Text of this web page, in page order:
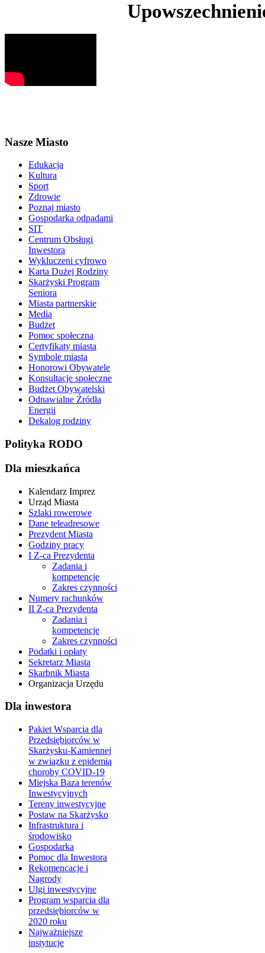
Nasze Miasto
Edukacja
Kultura
Sport
Zdrowie
Poznaj miasto
Gospodarka odpadami
SIT
Centrum Obsługi
Inwestora
Wykluczeni cyfrowo
Karta Dużej Rodziny
Skarżyski Program
Seniora
Miasta partnerskie
Media
Budżet
Pomoc społeczna
Certyfikaty miasta
Symbole miasta
Honorowi Obywatele
Konsultacje społeczne
Budżet Obywatelski
Odnawialne Źródła
Energii
Dekalog rodziny
Polityka RODO
Dla mieszkańca
Kalendarz Imprez
Urząd Miasta
Szlaki rowerowe
Dane teleadresowe
Prezydent Miasta
Godziny pracy
I Z-ca Prezydenta
Zadania i
kompetencje
Zakres czynności
Numery rachunków
II Z-ca Prezydenta
Zadania i
kompetencje
Zakres czynności
Podatki i opłaty
Sekretarz Miasta
Skarbnik Miasta
Organizacja Urzędu
Dla inwestora
Pakiet Wsparcia dla
Przedsiębiorców w
Skarżysku-Kamiennej
w związku z epidemią
choroby COVID-19
Miejska Baza terenów
Inwestycyjnych
Tereny inwestycyjne
Postaw na Skarżysko
Infrastruktura i
środowisko
Gospodarka
Pomoc dla Inwestora
Rekomencacje i
Nagrody
Ulgi inwestycyjne
Program wsparcia dla
przedsiębiorców w
2020 roku
Najważniejsze
instytucje